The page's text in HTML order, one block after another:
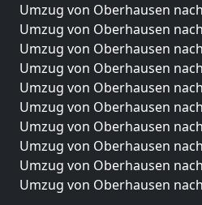
Umzug von Oberhausen
Umzug von Oberhausen
Umzug von Oberhausen
Umzug von Oberhausen
Umzug von Oberhausen
Umzug von Oberhausen
Umzug von Oberhausen
Umzug von Oberhausen
Umzug von Oberhausen
Umzug von Oberhausen